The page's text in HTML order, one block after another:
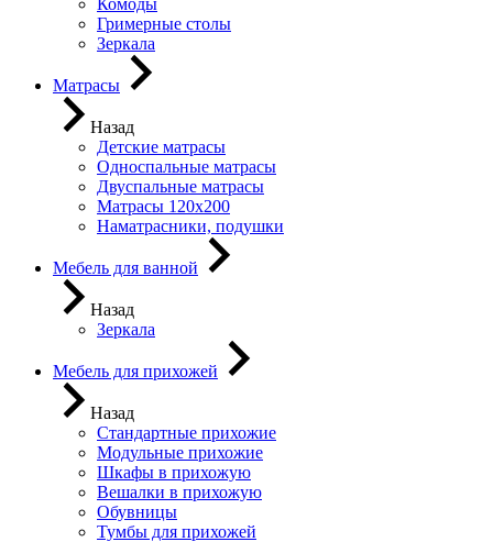
Гримерные столы
Зеркала
Матрасы
Назад
Детские матрасы
Односпальные матрасы
Двуспальные матрасы
Матрасы 120х200
Наматрасники, подушки
Мебель для ванной
Назад
Зеркала
Мебель для прихожей
Назад
Стандартные прихожие
Модульные прихожие
Шкафы в прихожую
Вешалки в прихожую
Обувницы
Тумбы для прихожей